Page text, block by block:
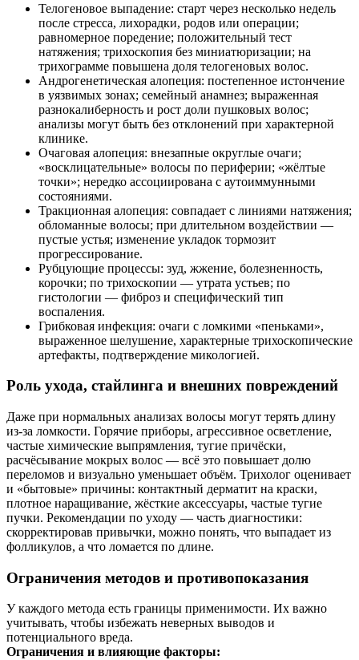
Телогеновое выпадение: старт через несколько недель
после стресса, лихорадки, родов или операции;
равномерное поредение; положительный тест
натяжения; трихоскопия без миниатюризации; на
трихограмме повышена доля телогеновых волос.
Андрогенетическая алопеция: постепенное истончение
в уязвимых зонах; семейный анамнез; выраженная
разнокалиберность и рост доли пушковых волос;
анализы могут быть без отклонений при характерной
клинике.
Очаговая алопеция: внезапные округлые очаги;
«восклицательные» волосы по периферии; «жёлтые
точки»; нередко ассоциирована с аутоиммунными
состояниями.
Тракционная алопеция: совпадает с линиями натяжения;
обломанные волосы; при длительном воздействии —
пустые устья; изменение укладок тормозит
прогрессирование.
Рубцующие процессы: зуд, жжение, болезненность,
корочки; по трихоскопии — утрата устьев; по
гистологии — фиброз и специфический тип
воспаления.
Грибковая инфекция: очаги с ломкими «пеньками»,
выраженное шелушение, характерные трихоскопические
артефакты, подтверждение микологией.
Роль ухода, стайлинга и внешних повреждений
Даже при нормальных анализах волосы могут терять длину
из‑за ломкости. Горячие приборы, агрессивное осветление,
частые химические выпрямления, тугие причёски,
расчёсывание мокрых волос — всё это повышает долю
переломов и визуально уменьшает объём. Трихолог оценивает
и «бытовые» причины: контактный дерматит на краски,
плотное наращивание, жёсткие аксессуары, частые тугие
пучки. Рекомендации по уходу — часть диагностики:
скорректировав привычки, можно понять, что выпадает из
фолликулов, а что ломается по длине.
Ограничения методов и противопоказания
У каждого метода есть границы применимости. Их важно
учитывать, чтобы избежать неверных выводов и
потенциального вреда.
Ограничения и влияющие факторы: